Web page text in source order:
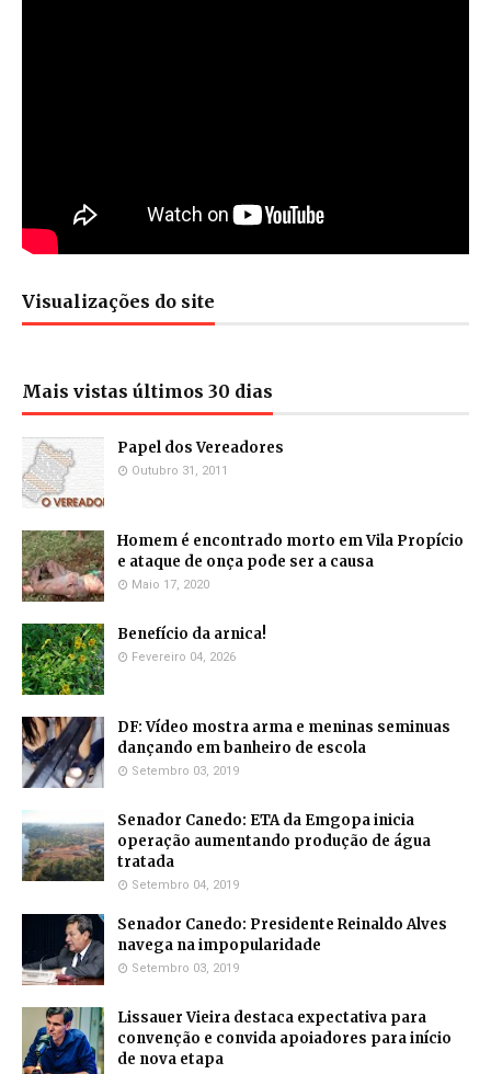
Visualizações do site
Mais vistas últimos 30 dias
Papel dos Vereadores
Outubro 31, 2011
Homem é encontrado morto em Vila Propício
e ataque de onça pode ser a causa
Maio 17, 2020
Benefício da arnica!
Fevereiro 04, 2026
DF: Vídeo mostra arma e meninas seminuas
dançando em banheiro de escola
Setembro 03, 2019
Senador Canedo: ETA da Emgopa inicia
operação aumentando produção de água
tratada
Setembro 04, 2019
Senador Canedo: Presidente Reinaldo Alves
navega na impopularidade
Setembro 03, 2019
Lissauer Vieira destaca expectativa para
convenção e convida apoiadores para início
de nova etapa